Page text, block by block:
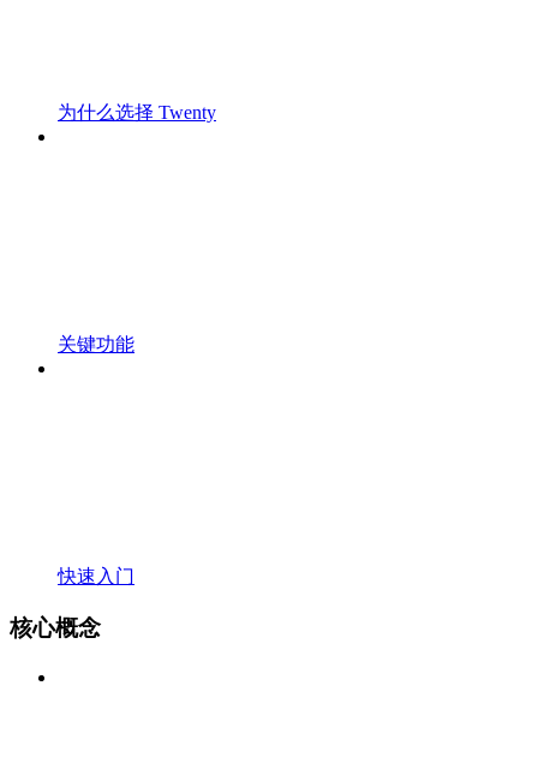
为什么选择 Twenty
关键功能
快速入门
核心概念